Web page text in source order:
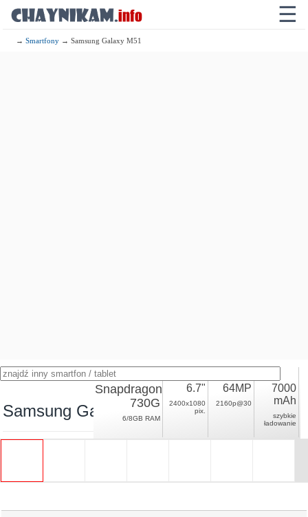
☰
→Smartfony → Samsung Galaxy M51
Samsung Galaxy M51
Snapdragon
730G
6/8GB RAM
6.7"
2400x1080
pix.
64MP
2160p@30
7000
mAh
szybkie
ładowanie